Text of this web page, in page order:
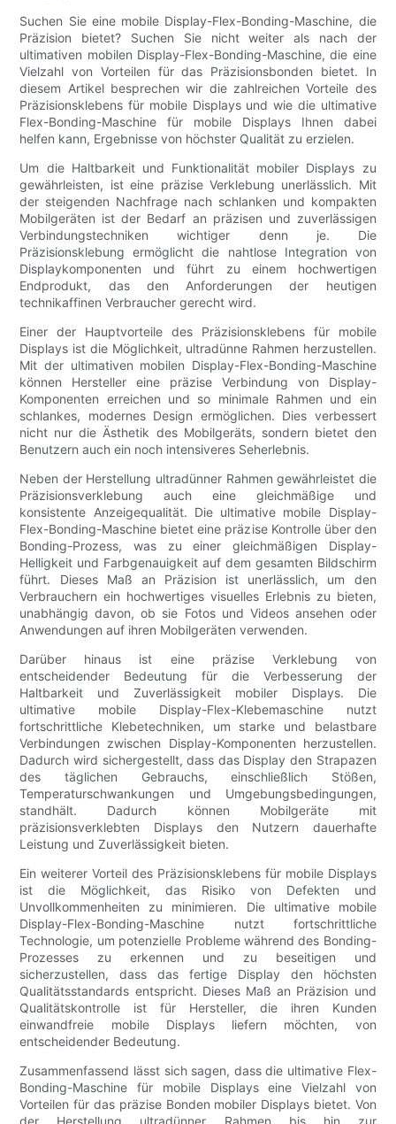
Suchen Sie eine mobile Display-Flex-Bonding-Maschine, die
Präzision bietet? Suchen Sie nicht weiter als nach der
ultimativen mobilen Display-Flex-Bonding-Maschine, die eine
Vielzahl von Vorteilen für das Präzisionsbonden bietet. In
diesem Artikel besprechen wir die zahlreichen Vorteile des
Präzisionsklebens für mobile Displays und wie die ultimative
Flex-Bonding-Maschine für mobile Displays Ihnen dabei
helfen kann, Ergebnisse von höchster Qualität zu erzielen.
Um die Haltbarkeit und Funktionalität mobiler Displays zu
gewährleisten, ist eine präzise Verklebung unerlässlich. Mit
der steigenden Nachfrage nach schlanken und kompakten
Mobilgeräten ist der Bedarf an präzisen und zuverlässigen
Verbindungstechniken wichtiger denn je. Die
Präzisionsklebung ermöglicht die nahtlose Integration von
Displaykomponenten und führt zu einem hochwertigen
Endprodukt, das den Anforderungen der heutigen
technikaffinen Verbraucher gerecht wird.
Einer der Hauptvorteile des Präzisionsklebens für mobile
Displays ist die Möglichkeit, ultradünne Rahmen herzustellen.
Mit der ultimativen mobilen Display-Flex-Bonding-Maschine
können Hersteller eine präzise Verbindung von Display-
Komponenten erreichen und so minimale Rahmen und ein
schlankes, modernes Design ermöglichen. Dies verbessert
nicht nur die Ästhetik des Mobilgeräts, sondern bietet den
Benutzern auch ein noch intensiveres Seherlebnis.
Neben der Herstellung ultradünner Rahmen gewährleistet die
Präzisionsverklebung auch eine gleichmäßige und
konsistente Anzeigequalität. Die ultimative mobile Display-
Flex-Bonding-Maschine bietet eine präzise Kontrolle über den
Bonding-Prozess, was zu einer gleichmäßigen Display-
Helligkeit und Farbgenauigkeit auf dem gesamten Bildschirm
führt. Dieses Maß an Präzision ist unerlässlich, um den
Verbrauchern ein hochwertiges visuelles Erlebnis zu bieten,
unabhängig davon, ob sie Fotos und Videos ansehen oder
Anwendungen auf ihren Mobilgeräten verwenden.
Darüber hinaus ist eine präzise Verklebung von
entscheidender Bedeutung für die Verbesserung der
Haltbarkeit und Zuverlässigkeit mobiler Displays. Die
ultimative mobile Display-Flex-Klebemaschine nutzt
fortschrittliche Klebetechniken, um starke und belastbare
Verbindungen zwischen Display-Komponenten herzustellen.
Dadurch wird sichergestellt, dass das Display den Strapazen
des täglichen Gebrauchs, einschließlich Stößen,
Temperaturschwankungen und Umgebungsbedingungen,
standhält. Dadurch können Mobilgeräte mit
präzisionsverklebten Displays den Nutzern dauerhafte
Leistung und Zuverlässigkeit bieten.
Ein weiterer Vorteil des Präzisionsklebens für mobile Displays
ist die Möglichkeit, das Risiko von Defekten und
Unvollkommenheiten zu minimieren. Die ultimative mobile
Display-Flex-Bonding-Maschine nutzt fortschrittliche
Technologie, um potenzielle Probleme während des Bonding-
Prozesses zu erkennen und zu beseitigen und
sicherzustellen, dass das fertige Display den höchsten
Qualitätsstandards entspricht. Dieses Maß an Präzision und
Qualitätskontrolle ist für Hersteller, die ihren Kunden
einwandfreie mobile Displays liefern möchten, von
entscheidender Bedeutung.
Zusammenfassend lässt sich sagen, dass die ultimative Flex-
Bonding-Maschine für mobile Displays eine Vielzahl von
Vorteilen für das präzise Bonden mobiler Displays bietet. Von
der Herstellung ultradünner Rahmen bis hin zur